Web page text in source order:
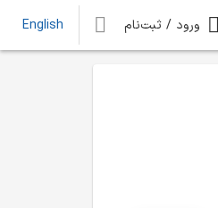
ورود / ثبت‌نام English